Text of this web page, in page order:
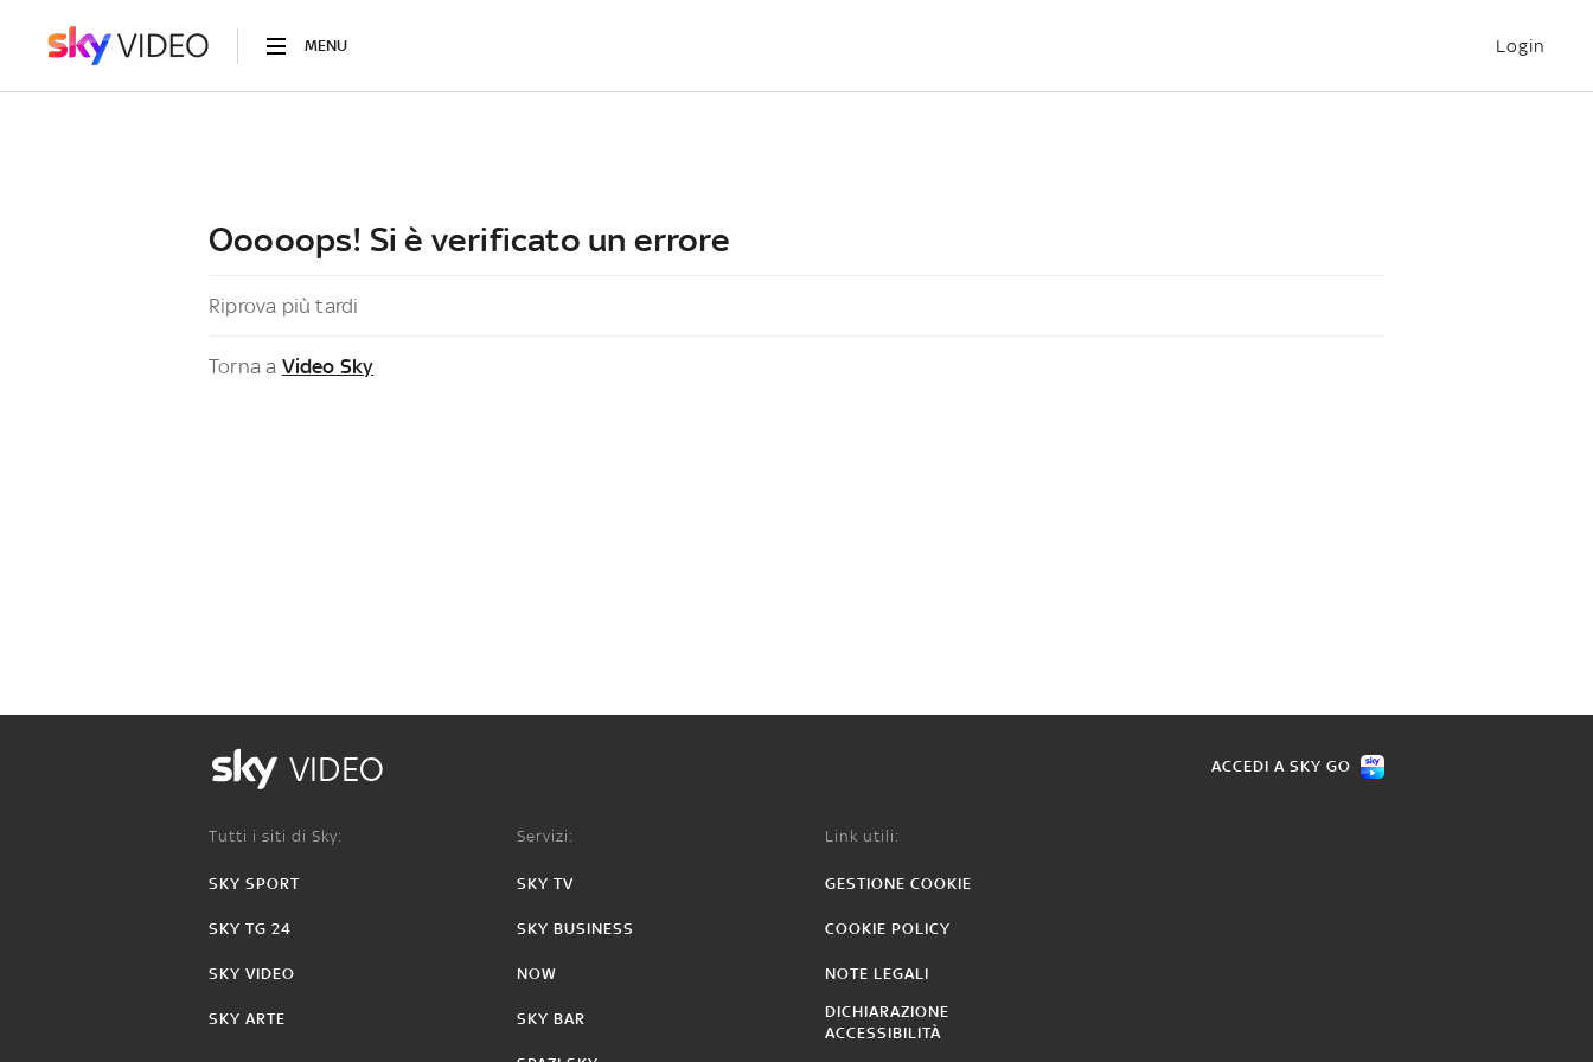
MENU Login
Ooooops! Si è verificato un errore
Riprova più tardi
Torna a Video Sky
VIDEO ACCEDI A SKY GO
Tutti i siti di Sky:
SKY SPORT
SKY TG 24
SKY VIDEO
SKY ARTE
Servizi:
SKY TV
SKY BUSINESS
NOW
SKY BAR
Link utili:
GESTIONE COOKIE
COOKIE POLICY
NOTE LEGALI
DICHIARAZIONE
ACCESSIBILITÀ